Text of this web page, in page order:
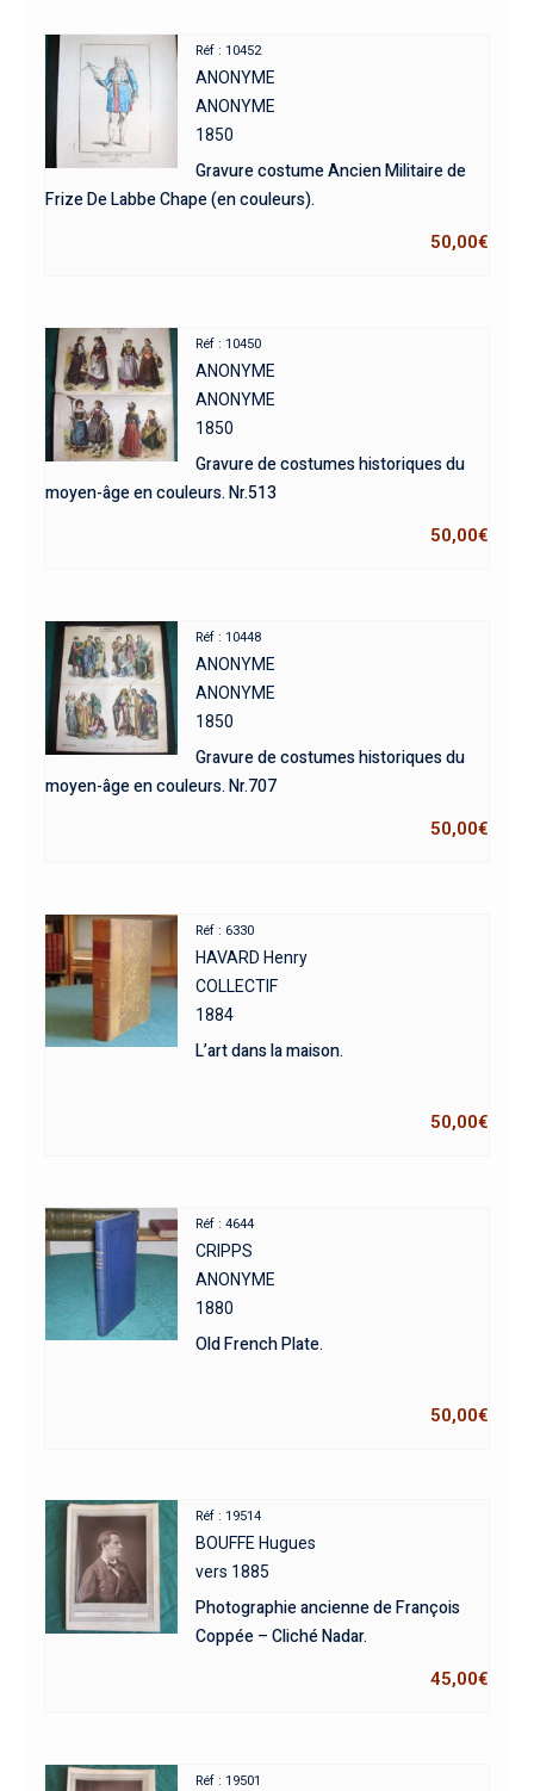
Réf : 10452
ANONYME
ANONYME
1850
Gravure costume Ancien Militaire de
Frize De Labbe Chape (en couleurs).
50,00€
Réf : 10450
ANONYME
ANONYME
1850
Gravure de costumes historiques du
moyen-âge en couleurs. Nr.513
50,00€
Réf : 10448
ANONYME
ANONYME
1850
Gravure de costumes historiques du
moyen-âge en couleurs. Nr.707
50,00€
Réf : 6330
HAVARD Henry
COLLECTIF
1884
L’art dans la maison.
50,00€
Réf : 4644
CRIPPS
ANONYME
1880
Old French Plate.
50,00€
Réf : 19514
BOUFFE Hugues
vers 1885
Photographie ancienne de François
Coppée – Cliché Nadar.
45,00€
Réf : 19501